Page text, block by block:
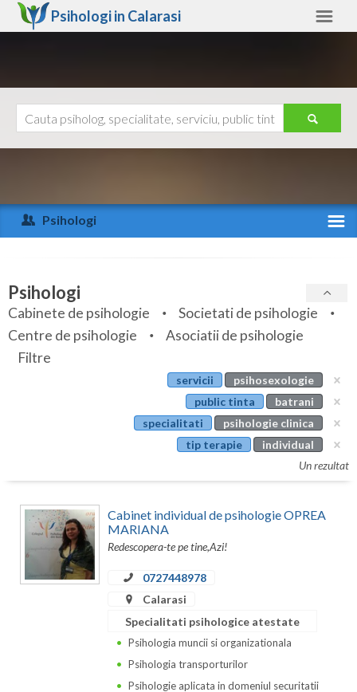
Psihologi in Calarasi
Arad
Arges
Bihor
Bistrita-Nasaud
Botosani
Calarasi
Caras-Severin
Ajutor
Psihologi
Specialitati
Servicii
Articole
Psihologi
Cabinete de psihologie
Societati de psihologie
Centre de psihologie
Asociatii de psihologie
Filtre
servicii
psihosexologie
public tinta
batrani
specialitati
psihologie clinica
tip terapie
individual
Un rezultat
Cabinet individual de psihologie OPREA
MARIANA
Redescopera-te pe tine,Azi!
0727448978
Calarasi
Specialitati psihologice atestate
Psihologia muncii si organizationala
Psihologia transporturilor
Psihologie aplicata in domeniul securitatii